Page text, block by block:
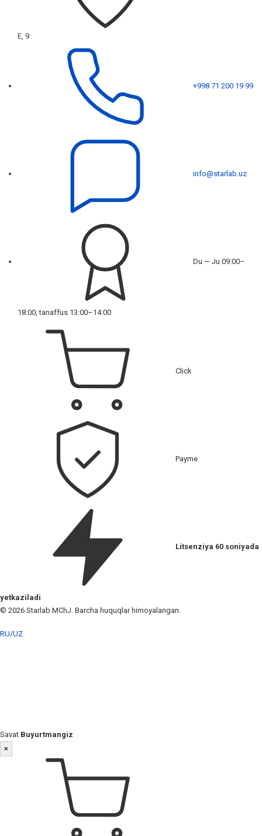
E, 9
+998 71 200 19 99
info@starlab.uz
Du — Ju 09:00–
18:00, tanaffus 13:00–14:00
Click
Payme
Litsenziya 60 soniyada
yetkaziladi
© 2026 Starlab MChJ. Barcha huquqlar himoyalangan.
RU/UZ
Savat Buyurtmangiz
×